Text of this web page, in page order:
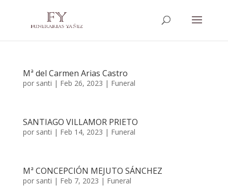
Mª del Carmen Arias Castro
por santi | Feb 26, 2023 | Funeral
SANTIAGO VILLAMOR PRIETO
por santi | Feb 14, 2023 | Funeral
Mª CONCEPCIÓN MEJUTO SÁNCHEZ
por santi | Feb 7, 2023 | Funeral